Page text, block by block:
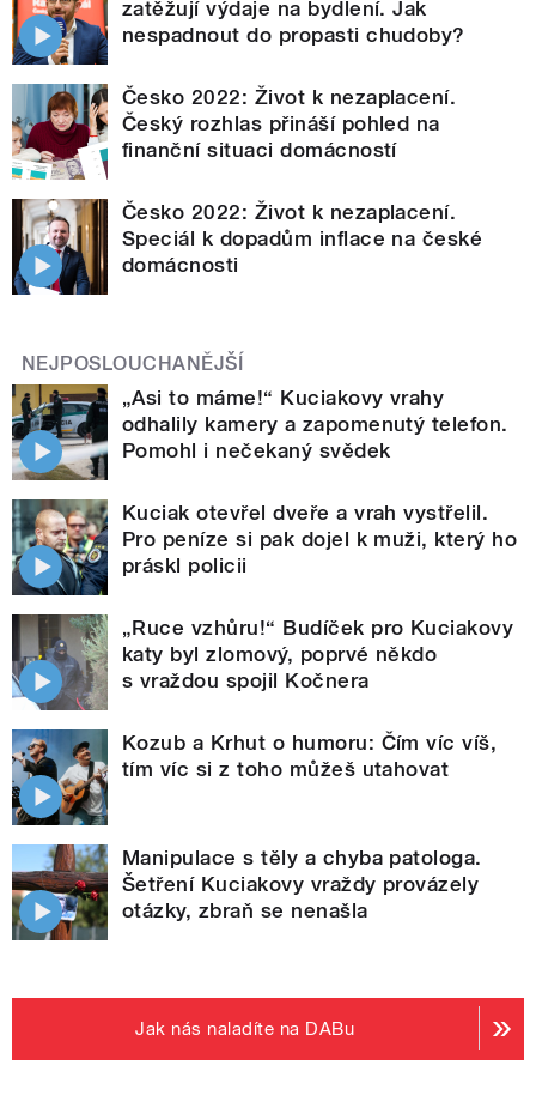
zatěžují výdaje na bydlení. Jak
nespadnout do propasti chudoby?
Česko 2022: Život k nezaplacení.
Český rozhlas přináší pohled na
finanční situaci domácností
Česko 2022: Život k nezaplacení.
Speciál k dopadům inflace na české
domácnosti
NEJPOSLOUCHANĚJŠÍ
„Asi to máme!“ Kuciakovy vrahy
odhalily kamery a zapomenutý telefon.
Pomohl i nečekaný svědek
Kuciak otevřel dveře a vrah vystřelil.
Pro peníze si pak dojel k muži, který ho
práskl policii
„Ruce vzhůru!“ Budíček pro Kuciakovy
katy byl zlomový, poprvé někdo
s vraždou spojil Kočnera
Kozub a Krhut o humoru: Čím víc víš,
tím víc si z toho můžeš utahovat
Manipulace s těly a chyba patologa.
Šetření Kuciakovy vraždy provázely
otázky, zbraň se nenašla
Jak nás naladíte na DABu